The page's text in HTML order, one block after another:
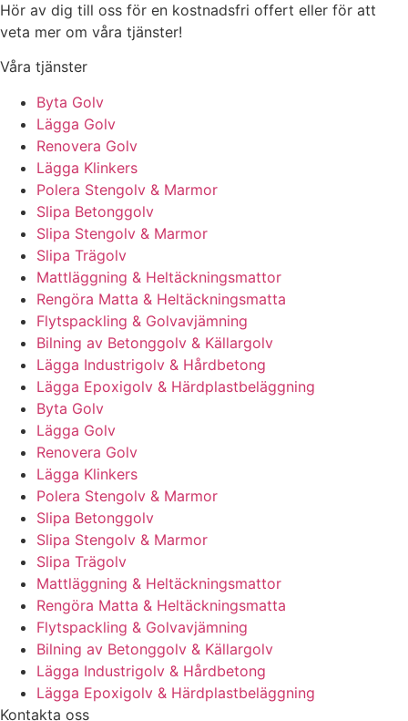
Hör av dig till oss för en kostnadsfri offert eller för att
veta mer om våra tjänster!
Våra tjänster
Byta Golv
Lägga Golv
Renovera Golv
Lägga Klinkers
Polera Stengolv & Marmor
Slipa Betonggolv
Slipa Stengolv & Marmor
Slipa Trägolv
Mattläggning & Heltäckningsmattor
Rengöra Matta & Heltäckningsmatta
Flytspackling & Golvavjämning
Bilning av Betonggolv & Källargolv
Lägga Industrigolv & Hårdbetong
Lägga Epoxigolv & Härdplastbeläggning
Byta Golv
Lägga Golv
Renovera Golv
Lägga Klinkers
Polera Stengolv & Marmor
Slipa Betonggolv
Slipa Stengolv & Marmor
Slipa Trägolv
Mattläggning & Heltäckningsmattor
Rengöra Matta & Heltäckningsmatta
Flytspackling & Golvavjämning
Bilning av Betonggolv & Källargolv
Lägga Industrigolv & Hårdbetong
Lägga Epoxigolv & Härdplastbeläggning
Kontakta oss